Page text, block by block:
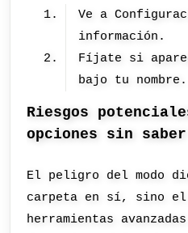
Ve a
información.
Fíjate si
bajo tu nombre.
Riesgos
opciones sin saber
El peligro del modo
carpeta en sí, sino
herramientas